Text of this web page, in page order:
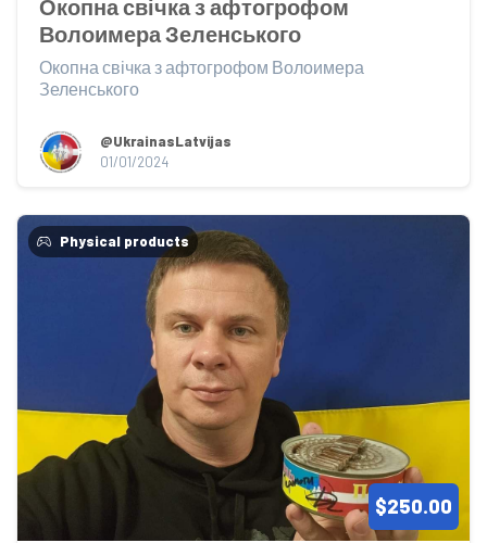
Окопна свічка з афтогрофом
Волоимера Зеленського
Окопна свічка з афтогрофом Волоимера
Зеленського
@UkrainasLatvijas
01/01/2024
Physical products
$250.00